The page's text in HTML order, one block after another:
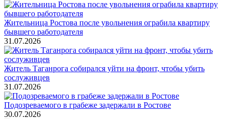
Жительница Ростова после увольнения ограбила квартиру
бывшего работодателя
31.07.2026
Житель Таганрога собирался уйти на фронт, чтобы убить
сослуживцев
31.07.2026
Подозреваемого в грабеже задержали в Ростове
30.07.2026